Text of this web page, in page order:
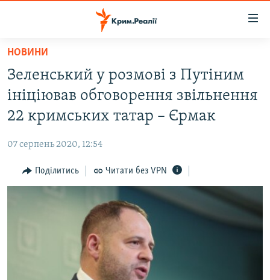
Перейти
основного
матеріалу
Перейти
до
основної
навігації
Перейти
до
ВІДЕО ТА ФОТО
БЛОГИ
ПОГЛЯД
ЯК ОБІЙТИ БЛОКУВАННЯ
НОВИНИ
Зеленський у розмові з Путіним
ініціював обговорення звільнення
22 кримських татар – Єрмак
07 серпень 2020, 12:54
Поділитись Читати без VPN